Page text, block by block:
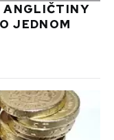
ANGLIČTINY
JEDNOM